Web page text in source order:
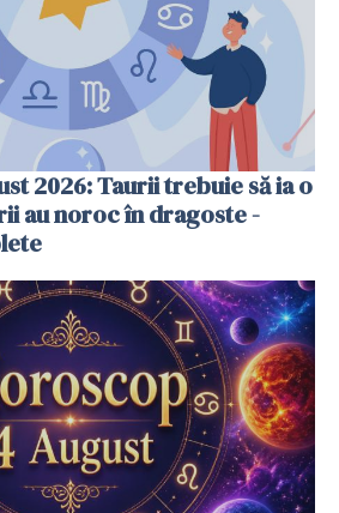
2026: Taurii trebuie să ia o
au noroc în dragoste -